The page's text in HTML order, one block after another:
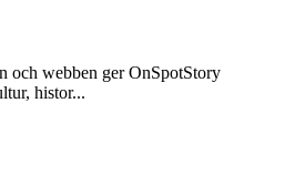
och webben ger OnSpotStory
histor...